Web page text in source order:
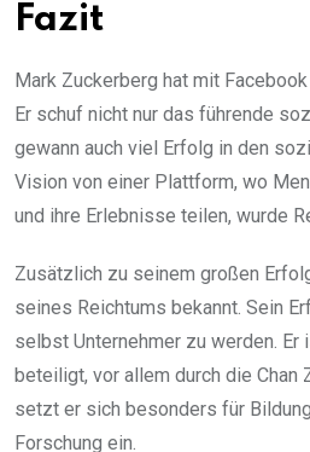
Fazit
Mark Zuckerberg hat mit
Er schuf nicht nur das führende
gewann auch viel Erfolg in den
Vision von einer Plattform, wo
und ihre Erlebnisse teilen, wurde
Zusätzlich zu seinem großen
seines Reichtums bekannt. Sein
selbst Unternehmer zu werden. Er
beteiligt, vor allem durch die Chan
setzt er sich besonders für
Forschung ein.